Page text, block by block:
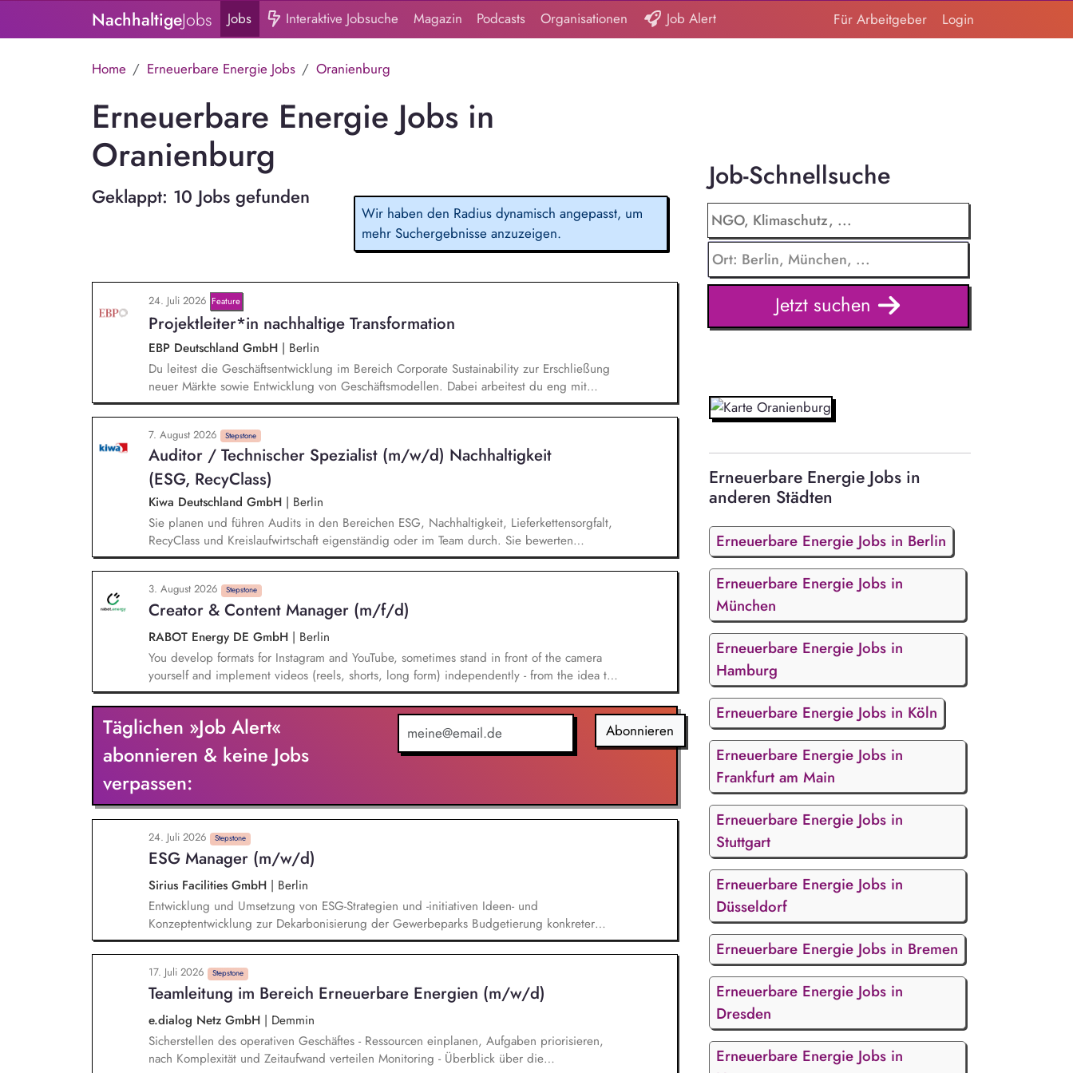
NachhaltigeJobs Jobs Interaktive Jobsuche Magazin Podcasts Organisationen Job Alert Für Arbeitgeber Login
Home Erneuerbare Energie Jobs Oranienburg
Erneuerbare Energie Jobs in
Oranienburg
Geklappt: 10 Jobs gefunden
Wir haben den Radius dynamisch angepasst, um
mehr Suchergebnisse anzuzeigen.
24. Juli 2026 Feature
Projektleiter*in nachhaltige Transformation
EBP Deutschland GmbH | Berlin
Du leitest die Geschäftsentwicklung im Bereich Corporate Sustainability zur Erschließung
neuer Märkte sowie Entwicklung von Geschäftsmodellen. Dabei arbeitest du eng mit
einem bestehenden Team zusammen und entwickelst dieses gemeinsam mit erfahrenen
Projektleiter*innen weiter. Zu Deinen Aufgaben gehören vor allem: Strategieentwicklung:
Entwurf und Umsetzung von Wachstumsstrategie und Geschäftsmodellen, Trendanalysen:
Frühzeitige Identifikation von Branchen- und Regulatoriktrends, Partnermanagement:
Aufbau von strategischen Partnerschaften, Kooperationen und Netzwerken, Akquisition von
Aufträgen, Neukunden und Projekten.
7. August 2026 Stepstone
Auditor / Technischer Spezialist (m/w/d) Nachhaltigkeit
(ESG, RecyClass)
Kiwa Deutschland GmbH | Berlin
Sie planen und führen Audits in den Bereichen ESG, Nachhaltigkeit, Lieferkettensorgfalt,
RecyClass und Kreislaufwirtschaft eigenständig oder im Team durch. Sie bewerten
Unternehmen hinsichtlich gesetzlicher, normativer und kundenspezifischer Nachhaltigkeits-
und Compliance-Anforderungen und erstellen aussagekräftige Auditberichte. Sie prüfen
Audit- und Bewertungsergebnisse, bewerten Korrekturmaßnahmen und stellen die
Einhaltung relevanter Standards und Zertifizierungsanforderungen sicher.
3. August 2026 Stepstone
Creator & Content Manager (m/f/d)
RABOT Energy DE GmbH | Berlin
You develop formats for Instagram and YouTube, sometimes stand in front of the camera
yourself and implement videos (reels, shorts, long form) independently - from the idea to
the shoot to the editing. You define our content pillars and translate the new brand tone of
voice into a visual language that sticks – instead of just planning posts. Your second
mainstay is the creator and influencer network: you find the right faces, brief them, control
quality and build real relationships – not just transactions. You manage the associated
budget on your own responsibility.
Täglichen »Job Alert«
abonnieren & keine Jobs
verpassen:
Abonnieren
24. Juli 2026 Stepstone
ESG Manager (m/w/d)
Sirius Facilities GmbH | Berlin
Entwicklung und Umsetzung von ESG-Strategien und -initiativen Ideen- und
Konzeptentwicklung zur Dekarbonisierung der Gewerbeparks Budgetierung konkreter
Nachhaltigkeitsmaßnahmen und Bewertung des CRREM-Pfades Machbarkeitsstudien und
technische Vorprüfung für PV-, LED- und Heizungsprojekte Unterstützung bei der
Gebäudezertifizierung nach gängigen Nachhaltigkeitsstandards Erstellung von Reports
und Präsentationen für interne und externe Stakeholder
17. Juli 2026 Stepstone
Teamleitung im Bereich Erneuerbare Energien (m/w/d)
e.dialog Netz GmbH | Demmin
Sicherstellen des operativen Geschäftes - Ressourcen einplanen, Aufgaben priorisieren,
nach Komplexität und Zeitaufwand verteilen Monitoring - Überblick über die
Job-Schnellsuche
Jetzt suchen
Erneuerbare Energie Jobs in
anderen Städten
Erneuerbare Energie Jobs in Berlin
Erneuerbare Energie Jobs in
München
Erneuerbare Energie Jobs in
Hamburg
Erneuerbare Energie Jobs in Köln
Erneuerbare Energie Jobs in
Frankfurt am Main
Erneuerbare Energie Jobs in
Stuttgart
Erneuerbare Energie Jobs in
Düsseldorf
Erneuerbare Energie Jobs in Bremen
Erneuerbare Energie Jobs in
Dresden
Erneuerbare Energie Jobs in